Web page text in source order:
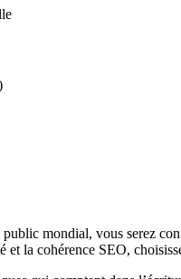
mondial, vous serez
la cohérence SEO,